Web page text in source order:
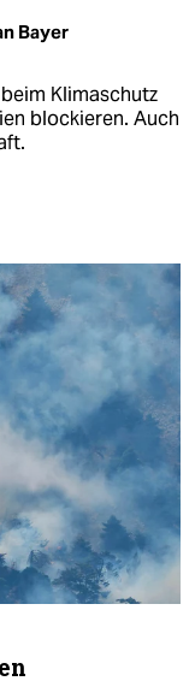
Bayer
Klimaschutz
blockieren. Auch